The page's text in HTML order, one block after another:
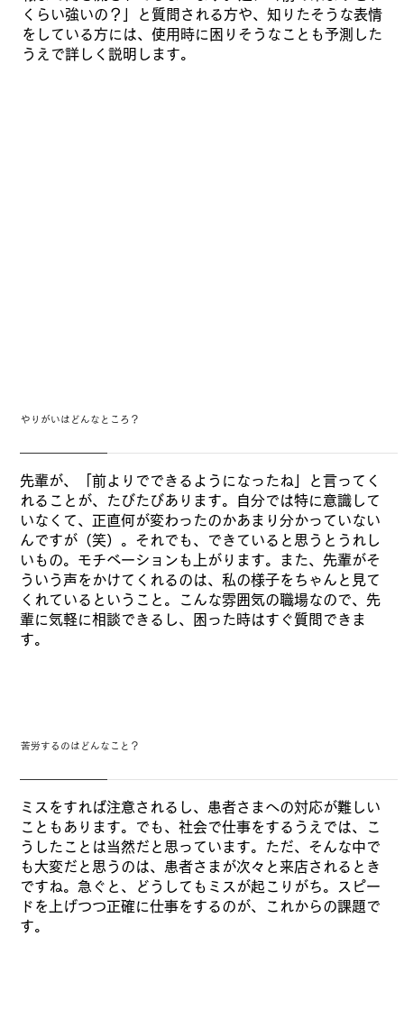
くらい強いの？」と質問される方や、知りたそうな表情
をしている方には、使用時に困りそうなことも予測した
うえで詳しく説明します。
やりがいはどんなところ？
先輩が、「前よりでできるようになったね」と言ってく
れることが、たびたびあります。自分では特に意識して
いなくて、正直何が変わったのかあまり分かっていない
んですが（笑）。それでも、できていると思うとうれし
いもの。モチベーションも上がります。また、先輩がそ
ういう声をかけてくれるのは、私の様子をちゃんと見て
くれているということ。こんな雰囲気の職場なので、先
輩に気軽に相談できるし、困った時はすぐ質問できま
す。
苦労するのはどんなこと？
ミスをすれば注意されるし、患者さまへの対応が難しい
こともあります。でも、社会で仕事をするうえでは、こ
うしたことは当然だと思っています。ただ、そんな中で
も大変だと思うのは、患者さまが次々と来店されるとき
ですね。急ぐと、どうしてもミスが起こりがち。スピー
ドを上げつつ正確に仕事をするのが、これからの課題で
す。